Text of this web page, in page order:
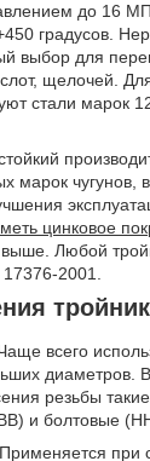
до 16
градусов.
выбор для
щелочей.
стали марок
марок чугунов,
цинковое
выше. Любой
2001.
всего
диаметров.
резьбы
и болтовые
при